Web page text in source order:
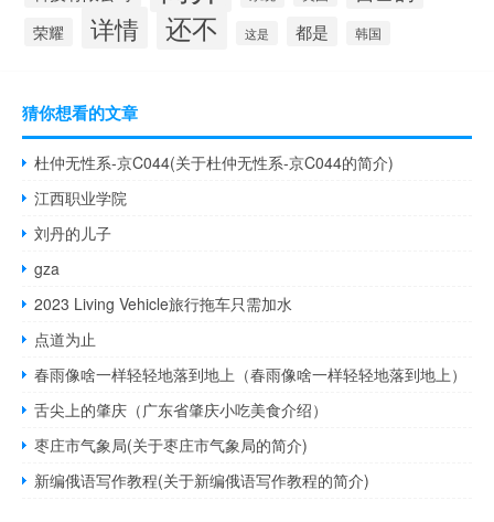
荣耀 详情 还不 这是 都是 韩国
猜你想看的文章
杜仲无性系-京C044(关于杜仲无性系-京C044的简介)
江西职业学院
刘丹的儿子
gza
2023 Living Vehicle旅行拖车只需加水
点道为止
春雨像啥一样轻轻地落到地上（春雨像啥一样轻轻地落到地上）
舌尖上的肇庆（广东省肇庆小吃美食介绍）
枣庄市气象局(关于枣庄市气象局的简介)
新编俄语写作教程(关于新编俄语写作教程的简介)